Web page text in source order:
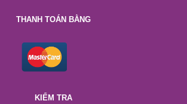
THANH TOÁN BẰNG
KIỂM TRA